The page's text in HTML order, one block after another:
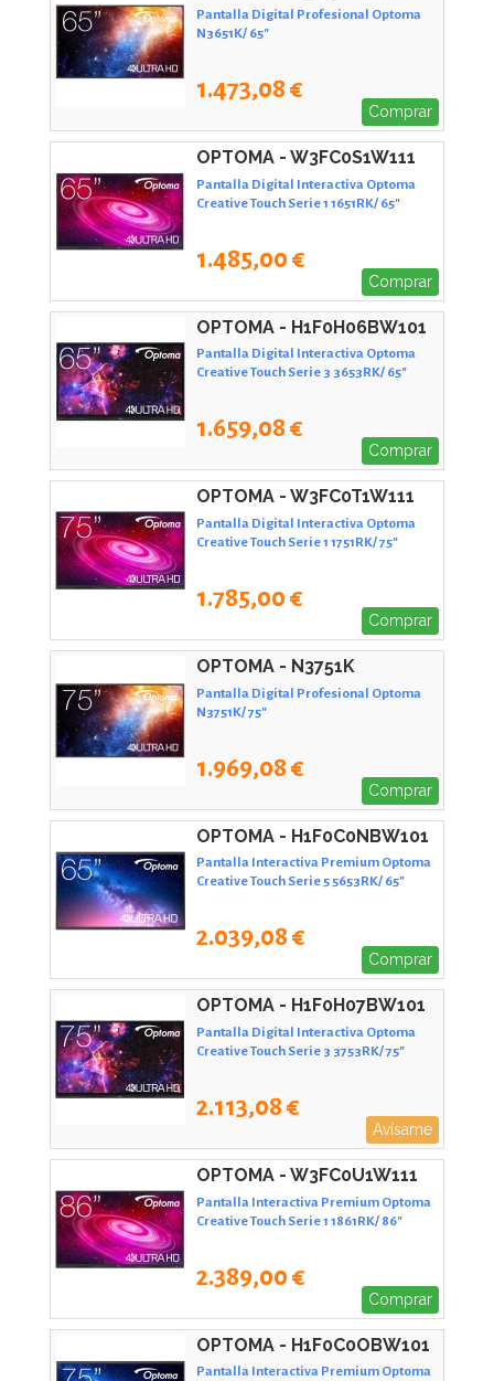
Pantalla Digital Profesional Optoma
N3651K/ 65"
1.473,08 €
Comprar
OPTOMA - W3FC0S1W111
Pantalla Digital Interactiva Optoma
Creative Touch Serie 1 1651RK/ 65"
1.485,00 €
Comprar
OPTOMA - H1F0H06BW101
Pantalla Digital Interactiva Optoma
Creative Touch Serie 3 3653RK/ 65"
1.659,08 €
Comprar
OPTOMA - W3FC0T1W111
Pantalla Digital Interactiva Optoma
Creative Touch Serie 1 1751RK/ 75"
1.785,00 €
Comprar
OPTOMA - N3751K
Pantalla Digital Profesional Optoma
N3751K/ 75"
1.969,08 €
Comprar
OPTOMA - H1F0C0NBW101
Pantalla Interactiva Premium Optoma
Creative Touch Serie 5 5653RK/ 65"
2.039,08 €
Comprar
OPTOMA - H1F0H07BW101
Pantalla Digital Interactiva Optoma
Creative Touch Serie 3 3753RK/ 75"
2.113,08 €
Avísame
OPTOMA - W3FC0U1W111
Pantalla Interactiva Premium Optoma
Creative Touch Serie 1 1861RK/ 86"
2.389,00 €
Comprar
OPTOMA - H1F0C0OBW101
Pantalla Interactiva Premium Optoma